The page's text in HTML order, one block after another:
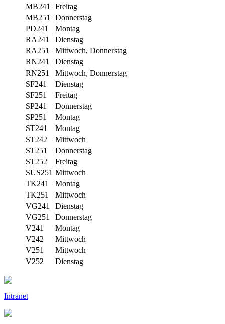
MB241
Freitag
MB251
Donnerstag
PD241
Montag
RA241
Dienstag
RA251
Mittwoch, Donnerstag
RN241
Dienstag
RN251
Mittwoch, Donnerstag
SF241
Dienstag
SF251
Freitag
SP241
Donnerstag
SP251
Montag
ST241
Montag
ST242
Mittwoch
ST251
Donnerstag
ST252
Freitag
SUS251 Mittwoch
TK241
Montag
TK251
Mittwoch
VG241
Dienstag
VG251
Donnerstag
V241
Montag
V242
Mittwoch
V251
Mittwoch
V252
Dienstag
Intranet